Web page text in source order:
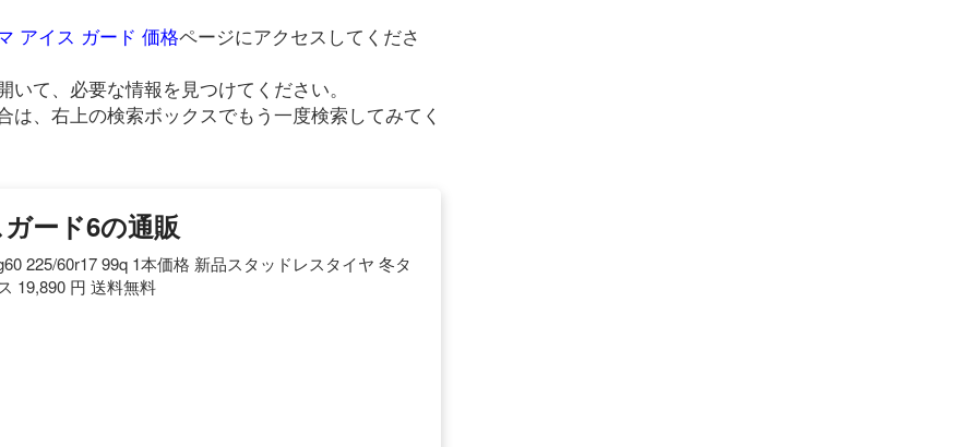
アイス ガード 価格ページにアクセスしてくださ
て、必要な情報を見つけてください。
は、右上の検索ボックスでもう一度検索してみてく
ード6の通販
225/60r17 99q 1本価格 新品スタッドレスタイヤ 冬タ
19,890 円 送料無料